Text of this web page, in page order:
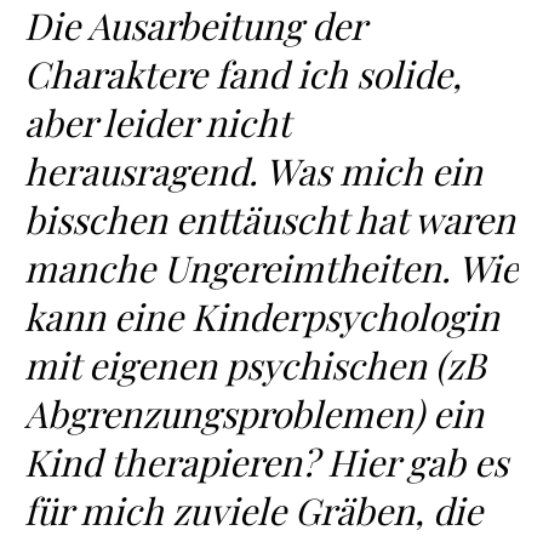
Die Ausarbeitung der
Charaktere fand ich solide,
aber leider nicht
herausragend. Was mich ein
bisschen enttäuscht hat waren
manche Ungereimtheiten. Wie
kann eine Kinderpsychologin
mit eigenen psychischen (zB
Abgrenzungsproblemen) ein
Kind therapieren? Hier gab es
für mich zuviele Gräben, die